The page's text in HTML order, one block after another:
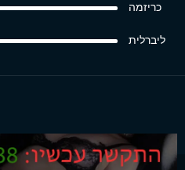
כריזמה
ליברלית